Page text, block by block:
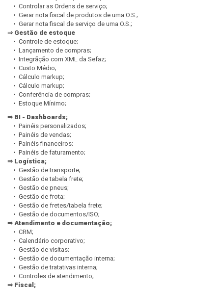
• Controlar as Ordens de serviço;
• Gerar nota fiscal de produtos de uma O.S.;
• Gerar nota fiscal de serviço de uma O.S.;
⇒ Gestão de estoque
• Controle de estoque;
• Lançamento de compras;
• Integrãção com XML da Sefaz;
• Custo Médio;
• Cálculo markup;
• Cálculo markup;
• Conferência de compras;
• Estoque Mínimo;
⇒ BI - Dashboards;
• Painéis personalizados;
• Painéis de vendas;
• Painéis financeiros;
• Painéis de faturamento;
⇒ Logística;
• Gestão de transporte;
• Gestão de tabela frete;
• Gestão de pneus;
• Gestão de frota;
• Gestão de fretes/tabela frete;
• Gestão de documentos/ISO;
⇒ Atendimento e documentação;
• CRM;
• Calendário corporativo;
• Gestão de visitas;
• Gestão de documentação interna;
• Gestão de tratativas interna;
• Controles de atendimento;
⇒ Fiscal;